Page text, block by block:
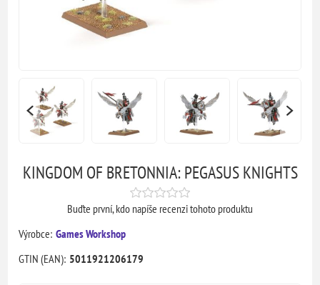
KINGDOM OF BRETONNIA: PEGASUS KNIGHTS
Buďte první, kdo napíše recenzi tohoto produktu
Výrobce: Games Workshop
GTIN (EAN): 5011921206179